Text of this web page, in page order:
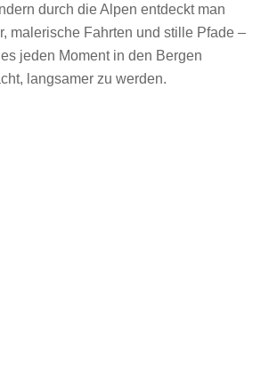
durch die Alpen entdeckt man
malerische Fahrten und stille Pfade –
jeden Moment in den Bergen
langsamer zu werden.